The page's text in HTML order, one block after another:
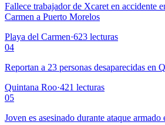
Fallece trabajador de Xcaret en accidente
Carmen a Puerto Morelos
Playa del Carmen·623 lecturas
04
Reportan a 23 personas desaparecidas en
Quintana Roo·421 lecturas
05
Joven es asesinado durante ataque armado